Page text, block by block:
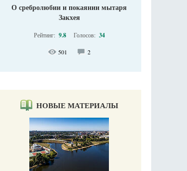
О сребролюбии и покаянии мытаря
Закхея
Рейтинг: 9.8 Голосов: 34
501 2
НОВЫЕ МАТЕРИАЛЫ